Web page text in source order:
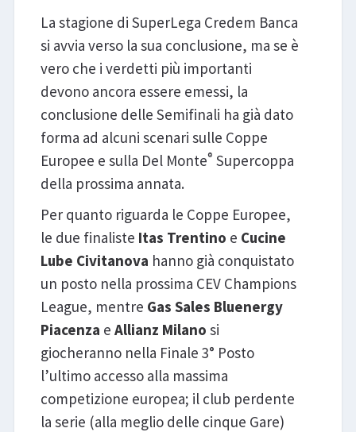
La stagione di SuperLega Credem Banca
si avvia verso la sua conclusione, ma se è
vero che i verdetti più importanti
devono ancora essere emessi, la
conclusione delle Semifinali ha già dato
forma ad alcuni scenari sulle Coppe
Europee e sulla Del Monte® Supercoppa
della prossima annata.
Per quanto riguarda le Coppe Europee,
le due finaliste Itas Trentino e Cucine
Lube Civitanova hanno già conquistato
un posto nella prossima CEV Champions
League, mentre Gas Sales Bluenergy
Piacenza e Allianz Milano si
giocheranno nella Finale 3° Posto
l’ultimo accesso alla massima
competizione europea; il club perdente
la serie (alla meglio delle cinque Gare)